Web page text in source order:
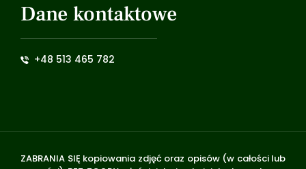
Dane kontaktowe
+48 513 465 782
ZABRANIA SIĘ kopiowania zdjęć oraz opisów (w całości lub